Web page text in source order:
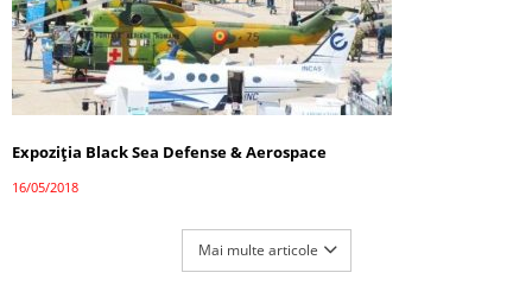
Expoziţia Black Sea Defense & Aerospace
16/05/2018
Mai multe articole